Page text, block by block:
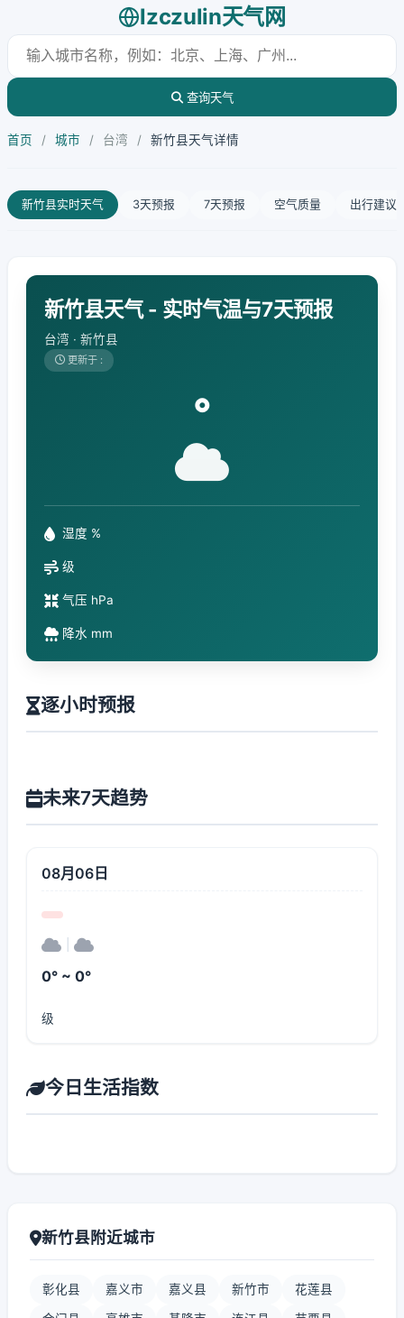
lzczulin天气网
查询天气
首页 / 城市 / 台湾 / 新竹县天气详情
新竹县实时天气 3天预报 7天预报 空气质量 出行建议
新竹县天气 - 实时气温与7天预报
台湾 · 新竹县
更新于 :
°
湿度 %
级
气压 hPa
降水 mm
逐小时预报
未来7天趋势
08月06日
0° ~ 0°
级
今日生活指数
新竹县附近城市
彰化县 嘉义市 嘉义县 新竹市 花莲县